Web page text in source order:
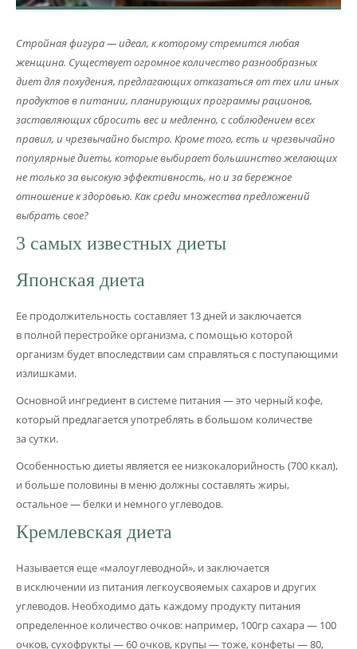
Стройная фигура — идеал, к которому стремится любая
женщина. Существует огромное количество разнообразных
диет для похудения, предлагающих отказаться от тех или иных
продуктов в питании, планирующих программы рационов,
заставляющих сбросить вес и медленно, с соблюдением всех
правил, и чрезвычайно быстро. Кроме того, есть и чрезвычайно
популярные диеты, которые выбирает большинство желающих
не только за высокую эффективность, но и за бережное
отношение к здоровью. Как среди множества предложений
выбрать свое?
3 самых известных диеты
Японская диета
Ее продолжительность составляет 13 дней и заключается
в полной перестройке организма, с помощью которой
организм будет впоследствии сам справляться с поступающими
излишками.
Основной ингредиент в системе питания — это черный кофе,
который предлагается употреблять в большом количестве
за сутки.
Особенностью диеты является ее низкокалорийность (700 ккал),
и больше половины в меню должны составлять жиры,
остальное — белки и немного углеводов.
Кремлевская диета
Называется еще «малоуглеводной», и заключается
в исключении из питания легкоусвояемых сахаров и других
углеводов. Необходимо дать каждому продукту питания
определенное количество очков: например, 100гр сахара — 100
очков, сухофрукты — 60 очков, крупы — тоже, конфеты — 80,